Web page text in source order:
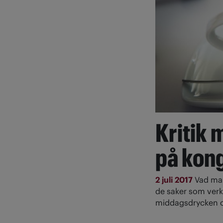
Kritik
på
2 juli 2017 Vad
de saker som
middagsdrycken